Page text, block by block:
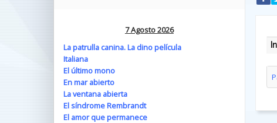
7 Agosto 2026
La patrulla canina. La dino película
Italiana
El último mono
En mar abierto
La ventana abierta
El síndrome Rembrandt
El amor que permanece